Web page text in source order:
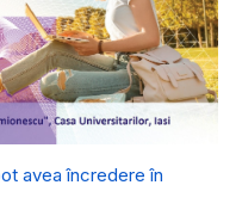
avea încredere în